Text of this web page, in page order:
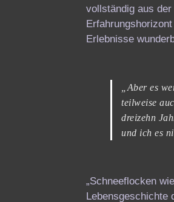
vollständig aus
Erlebnisse
„Aber es
teilweise
dreizehn
und ich es
„Schneeflocken
Lebensgeschichte